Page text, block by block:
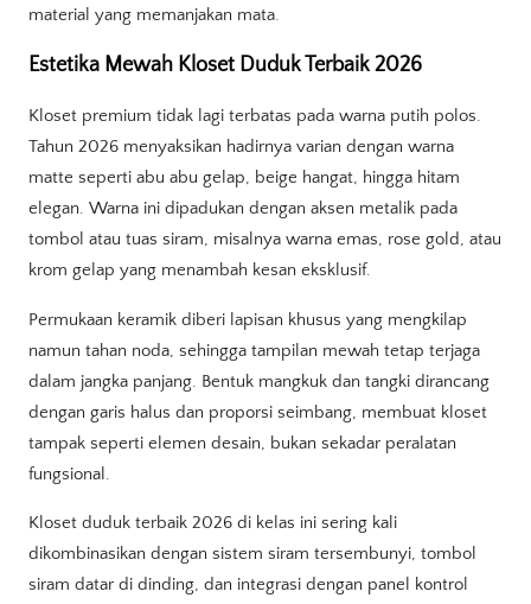
material yang memanjakan mata.
Estetika Mewah Kloset Duduk Terbaik 2026
Kloset premium tidak lagi terbatas pada warna putih polos.
Tahun 2026 menyaksikan hadirnya varian dengan warna
matte seperti abu abu gelap, beige hangat, hingga hitam
elegan. Warna ini dipadukan dengan aksen metalik pada
tombol atau tuas siram, misalnya warna emas, rose gold, atau
krom gelap yang menambah kesan eksklusif.
Permukaan keramik diberi lapisan khusus yang mengkilap
namun tahan noda, sehingga tampilan mewah tetap terjaga
dalam jangka panjang. Bentuk mangkuk dan tangki dirancang
dengan garis halus dan proporsi seimbang, membuat kloset
tampak seperti elemen desain, bukan sekadar peralatan
fungsional.
Kloset duduk terbaik 2026 di kelas ini sering kali
dikombinasikan dengan sistem siram tersembunyi, tombol
siram datar di dinding, dan integrasi dengan panel kontrol